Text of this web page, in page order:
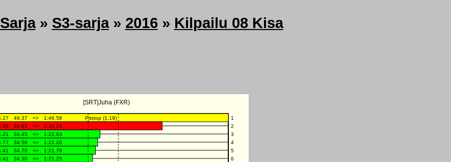
Sarja» S3-sarja» 2016 » Kilpailu 08 Kisa